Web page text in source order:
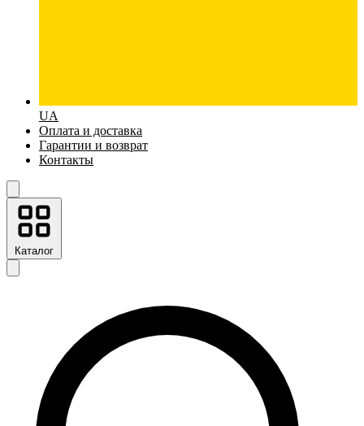
UA
Оплата и доставка
Гарантии и возврат
Контакты
Каталог